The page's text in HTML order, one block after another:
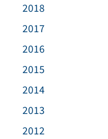
2018
2017
2016
2015
2014
2013
2012